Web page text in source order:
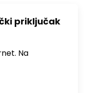
priključak
Na